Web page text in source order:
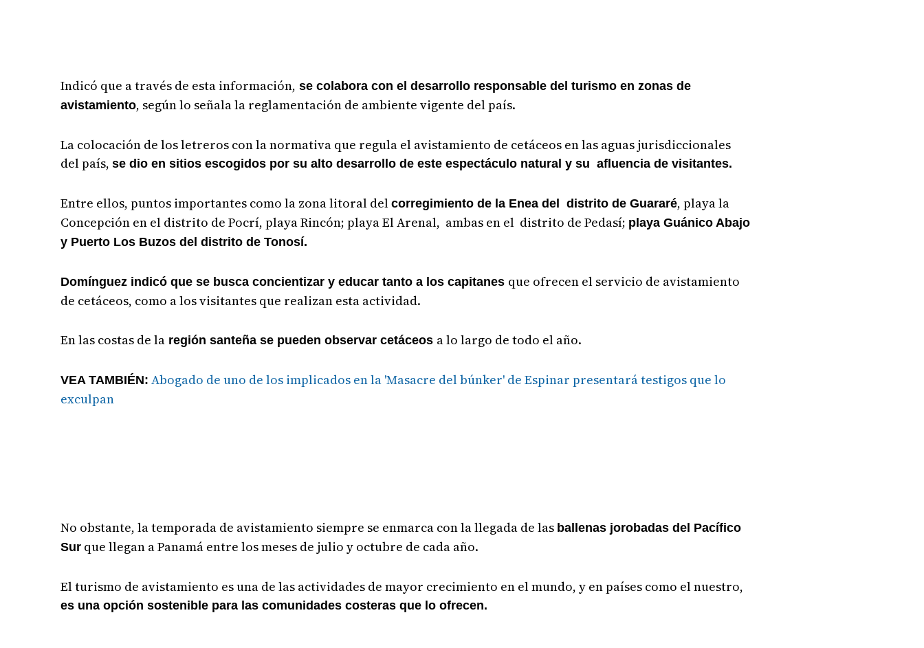
Indicó que a través de esta información, se colabora con el desarrollo responsable del turismo en zonas de
avistamiento, según lo señala la reglamentación de ambiente vigente del país.
La colocación de los letreros con la normativa que regula el avistamiento de cetáceos en las aguas jurisdiccionales
del país,se dio en sitios escogidos por su alto desarrollo de este espectáculo natural y su afluencia de visitantes.
Entre ellos, puntos importantes como la zona litoral delcorregimiento de la Enea del distrito de Guararé, playa la
Concepción en el distrito de Pocrí, playa Rincón; playa El Arenal, ambas en el distrito de Pedasí; playa Guánico Abajo
y Puerto Los Buzos del distrito de Tonosí.
Domínguez indicó que se busca concientizar y educar tanto a los capitanes que ofrecen el servicio de avistamiento
de cetáceos, como a los visitantes que realizan esta actividad.
En las costas de la región santeña se pueden observar cetáceos a lo largo de todo el año.
VEA TAMBIÉN: Abogado de uno de los implicados en la 'Masacre del búnker' de Espinar presentará testigos que lo
exculpan
No obstante, la temporada de avistamiento siempre se enmarca con la llegada de las ballenas jorobadas del Pacífico
Sur que llegan a Panamá entre los meses de julio y octubre de cada año.
El turismo de avistamiento es una de las actividades de mayor crecimiento en el mundo, y en países como el nuestro,
es una opción sostenible para las comunidades costeras que lo ofrecen.